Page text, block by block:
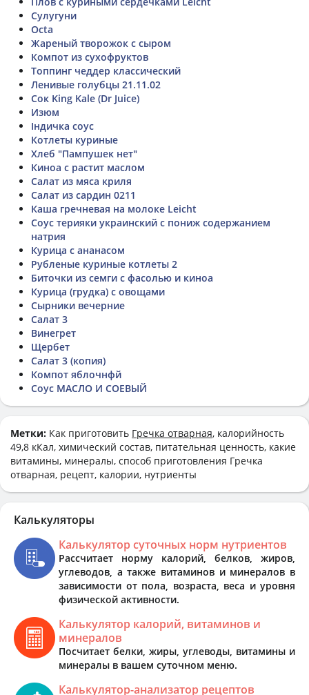
Сулугуни
Octa
Жареный творожок с сыром
Компот из сухофруктов
Топпинг чеддер классический
Ленивые голубцы 21.11.02
Сок King Kale (Dr Juice)
Изюм
Індичка соус
Котлеты куриные
Хлеб "Пампушек нет"
Киноа с растит маслом
Салат из мяса криля
Салат из сардин 0211
Каша гречневая на молоке Leicht
Соус терияки украинский с пониж содержанием
натрия
Курица с ананасом
Рубленые куриные котлеты 2
Биточки из семги с фасолью и киноа
Курица (грудка) с овощами
Сырники вечерние
Салат 3
Винегрет
Щербет
Салат 3 (копия)
Компот яблочнфй
Соус МАСЛО И СОЕВЫЙ
Метки: Как приготовить Гречка отварная, калорийность
49,8 кКал, химический состав, питательная ценность, какие
витамины, минералы, способ приготовления Гречка
отварная, рецепт, калории, нутриенты
Калькуляторы
Калькулятор суточных норм нутриентов
Рассчитает норму калорий, белков, жиров,
углеводов, а также витаминов и минералов в
зависимости от пола, возраста, веса и уровня
физической активности.
Калькулятор калорий, витаминов и
минералов
Посчитает белки, жиры, углеводы, витамины и
минералы в вашем суточном меню.
Калькулятор-анализатор рецептов